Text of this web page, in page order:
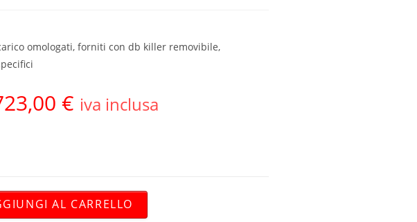
omologati, forniti con db killer removibile,
€ iva inclusa
AL CARRELLO